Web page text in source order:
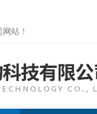
网站 ！